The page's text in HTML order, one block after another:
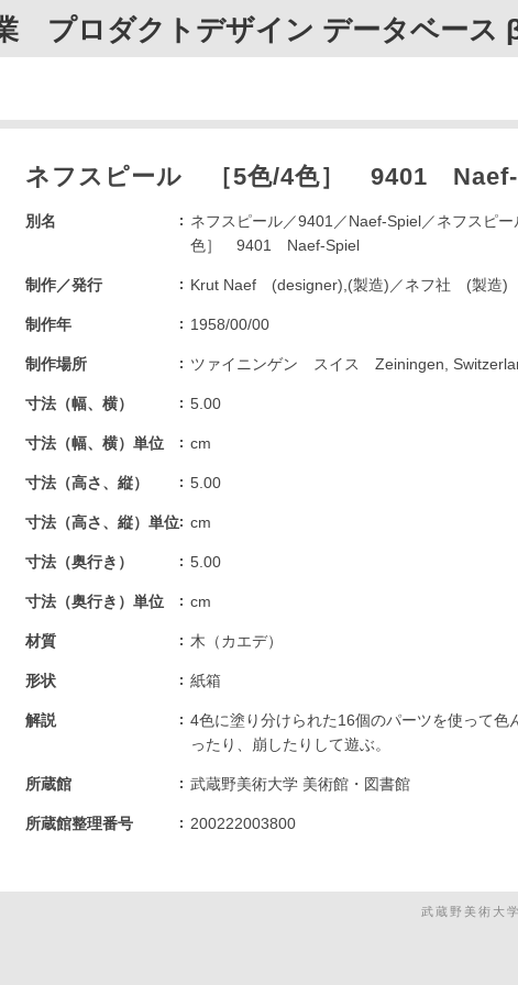
プロダクトデザイン データベース
ネフスピール ［5色/4色］ 9401
別名
ネフスピール／9401／Naef-Spiel／ネフスピ
色］ 9401 Naef-Spiel
制作／発行 Krut Naef (designer),(製造)／ネフ社 (製造)
制作年 1958/00/00
制作場所 ツァイニンゲン スイス Zeiningen,
寸法（幅、横） 5.00
寸法（幅、横）単位 cm
寸法（高さ、縦） 5.00
寸法（高さ、縦）単位 cm
寸法（奥行き） 5.00
寸法（奥行き）単位 cm
材質 木（カエデ）
形状 紙箱
解説
4色に塗り分けられた16個のパーツを使って色
ったり、崩したりして遊ぶ。
所蔵館 武蔵野美術大学 美術館・図書館
所蔵館整理番号 200222003800
武蔵野美術大